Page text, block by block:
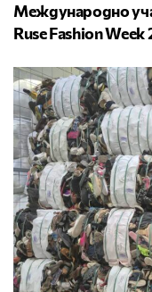
Международно
Ruse Fashion Week